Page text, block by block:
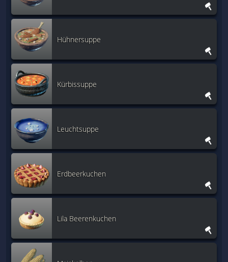
Hühnersuppe
Kürbissuppe
Leuchtsuppe
Erdbeerkuchen
Lila Beerenkuchen